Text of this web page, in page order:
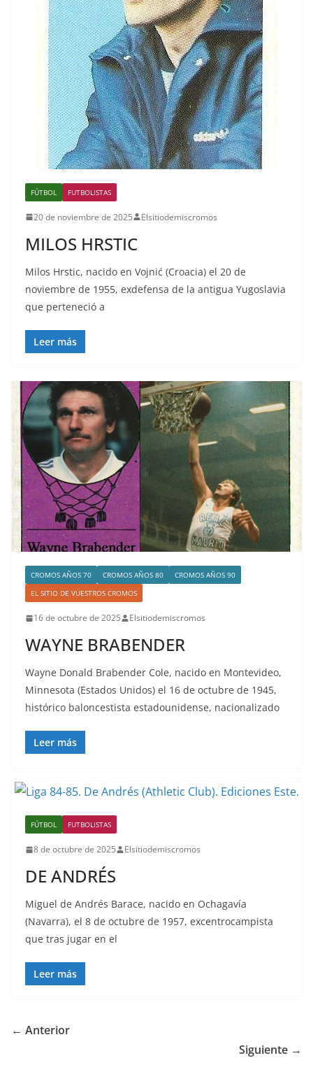
FÚTBOL FUTBOLISTAS
20 de noviembre de 2025 Elsitiodemiscromos
MILOS HRSTIC
Milos Hrstic, nacido en Vojnić (Croacia) el 20 de
noviembre de 1955, exdefensa de la antigua Yugoslavia
que perteneció a
Leer más
CROMOS AÑOS 70 CROMOS AÑOS 80
CROMOS AÑOS 90
EL SITIO DE VUESTROS CROMOS
16 de octubre de 2025 Elsitiodemiscromos
WAYNE BRABENDER
Wayne Donald Brabender Cole, nacido en Montevideo,
Minnesota (Estados Unidos) el 16 de octubre de 1945,
histórico baloncestista estadounidense, nacionalizado
Leer más
FÚTBOL FUTBOLISTAS
8 de octubre de 2025 Elsitiodemiscromos
DE ANDRÉS
Miguel de Andrés Barace, nacido en Ochagavía
(Navarra), el 8 de octubre de 1957, excentrocampista
que tras jugar en el
Leer más
← Anterior
Siguiente →